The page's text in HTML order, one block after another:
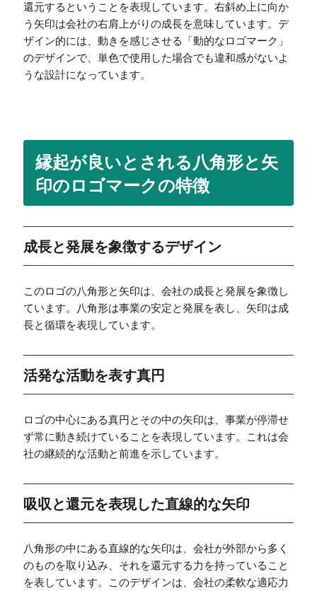
還元するということを表現しています。右斜め上に向か
う矢印は会社の右肩上がりの成長を意味しています。デ
ザイン的には、動きを感じさせる「動的なロゴマーク」
のデザインで、単色で使用した場合でも違和感がないよ
うな設計になっています。
縁起が良いとされる八角形と矢
印のロゴマークの特徴
成長と発展を象徴するデザイン
このロゴの八角形と矢印は、会社の成長と発展を象徴し
ています。八角形は事業の安定と発展を表し、矢印は成
長と循環を表現しています。
活発な活動を表す真円
ロゴの中心にある真円とその中の矢印は、事業が停滞せ
ず常に動き続けていることを表現しています。これは会
社の継続的な活動と前進を示しています。
吸収と還元を表現した直線的な矢印
八角形の中にある直線的な矢印は、会社が外部から多く
のものを取り込み、それを還元する力を持っていること
を表しています。このデザインは、会社の柔軟な適応力